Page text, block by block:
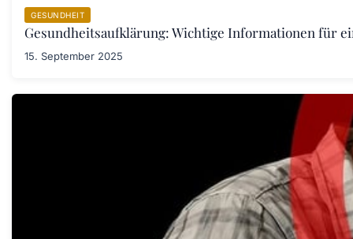
GESUNDHEIT
Gesundheitsaufklärung: Wichtige Informationen für
15. September 2025